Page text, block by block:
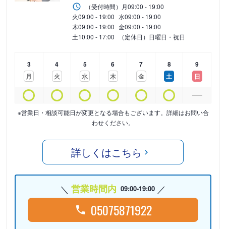
（受付時間） 月09:00 - 19:00
火09:00 - 19:00 水09:00 - 19:00
木09:00 - 19:00 金09:00 - 19:00
土10:00 - 17:00 （定休日）日曜日・祝日
3
月
4
火
5
水
6
木
7
金
8
土
9
日
※営業日・相談可能日が変更となる場合もございます。詳細はお問い合
わせください。
詳しくはこちら
営業時間内 09:00-19:00
05075871922